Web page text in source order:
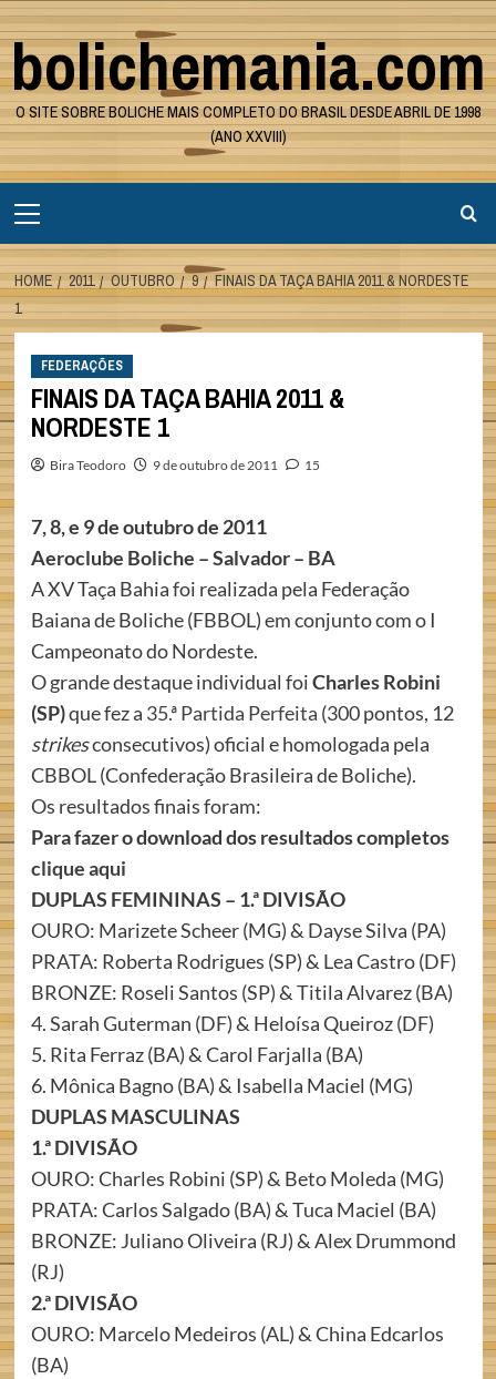
Skip
to
content
bolichemania.com
O SITE SOBRE BOLICHE MAIS COMPLETO DO BRASIL DESDE ABRIL DE 1998
(ANO XXVIII)
Menu
HOME 2011 OUTUBRO 9
FINAIS DA TAÇA BAHIA 2011 & NORDESTE
1
FEDERAÇÕES
FINAIS DA TAÇA BAHIA 2011 &
NORDESTE 1
Bira Teodoro 9 de outubro de 2011 15
7, 8, e 9 de outubro de 2011
Aeroclube Boliche – Salvador – BA
A XV Taça Bahia foi realizada pela Federação
Baiana de Boliche (FBBOL) em conjunto com o I
Campeonato do Nordeste.
O grande destaque individual foiCharles Robini
(SP)que fez a 35.ª Partida Perfeita (300 pontos, 12
strikesconsecutivos) oficial e homologada pela
CBBOL (Confederação Brasileira de Boliche).
Os resultados finais foram:
Para fazer o download dos resultados completos
clique aqui
DUPLAS FEMININAS – 1.ª DIVISÃO
OURO: Marizete Scheer (MG) & Dayse Silva (PA)
PRATA: Roberta Rodrigues (SP) & Lea Castro (DF)
BRONZE: Roseli Santos (SP) & Titila Alvarez (BA)
4. Sarah Guterman (DF) & Heloísa Queiroz (DF)
5. Rita Ferraz (BA) & Carol Farjalla (BA)
6. Mônica Bagno (BA) & Isabella Maciel (MG)
DUPLAS MASCULINAS
1.ª DIVISÃO
OURO: Charles Robini (SP) & Beto Moleda (MG)
PRATA: Carlos Salgado (BA) & Tuca Maciel (BA)
BRONZE: Juliano Oliveira (RJ) & Alex Drummond
(RJ)
2.ª DIVISÃO
OURO: Marcelo Medeiros (AL) & China Edcarlos
(BA)